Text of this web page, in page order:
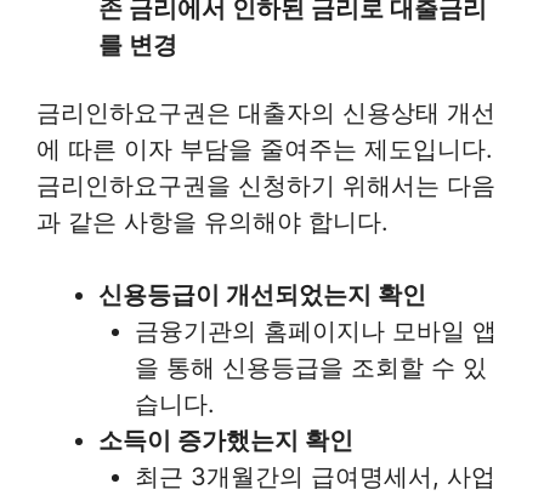
존 금리에서 인하된 금리로 대출금리
를 변경
금리인하요구권은 대출자의 신용상태 개선
에 따른 이자 부담을 줄여주는 제도입니다.
금리인하요구권을 신청하기 위해서는 다음
과 같은 사항을 유의해야 합니다.
신용등급이 개선되었는지 확인
금융기관의 홈페이지나 모바일 앱
을 통해 신용등급을 조회할 수 있
습니다.
소득이 증가했는지 확인
최근 3개월간의 급여명세서, 사업